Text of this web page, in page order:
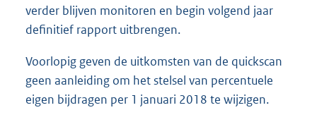
verder blijven monitoren en begin volgend jaar
definitief rapport uitbrengen.
Voorlopig geven de uitkomsten van de quickscan
geen aanleiding om het stelsel van percentuele
eigen bijdragen per 1 januari 2018 te wijzigen.